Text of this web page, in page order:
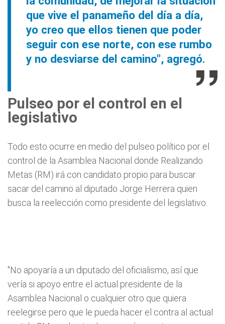
que vive el panameño del día a día,
yo creo que ellos tienen que poder
seguir con ese norte, con ese rumbo
y no desviarse del camino", agregó.
Pulseo por el control en el
legislativo
Todo esto ocurre en medio del pulseo político por el
control de la Asamblea Nacional donde Realizando
Metas (RM) irá con candidato propio para buscar
sacar del camino al diputado Jorge Herrera quien
busca la reelección como presidente del legislativo.
"No apoyaría a un diputado del oficialismo, así que
vería si apoyo entre el actual presidente de la
Asamblea Nacional o cualquier otro que quiera
reelegirse pero que le pueda hacer el contra al actual